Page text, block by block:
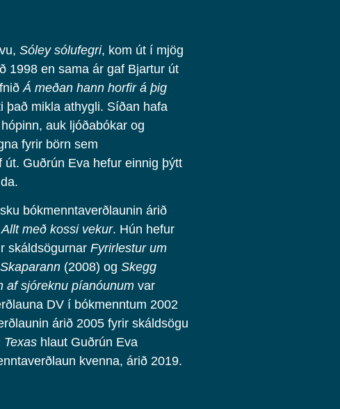
Sóley sólufegri, kom út í mjög
1998 en sama ár gaf Bjartur út
Á meðan hann horfir á þig
það mikla athygli. Síðan hafa
auk ljóðabókar og
fyrir börn sem
út. Guðrún Eva hefur einnig þýtt
bókmenntaverðlaunin árið
Allt með kossi vekur. Hún hefur
skáldsögurnar Fyrirlestur um
Skaparann (2008) og Skegg
af sjóreknu píanóunum var
DV í bókmenntum 2002
árið 2005 fyrir skáldsögu
Texas hlaut Guðrún Eva
kvenna, árið 2019.